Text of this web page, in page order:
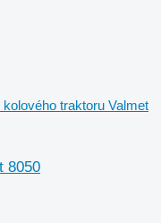
kolového traktoru Valmet
8050